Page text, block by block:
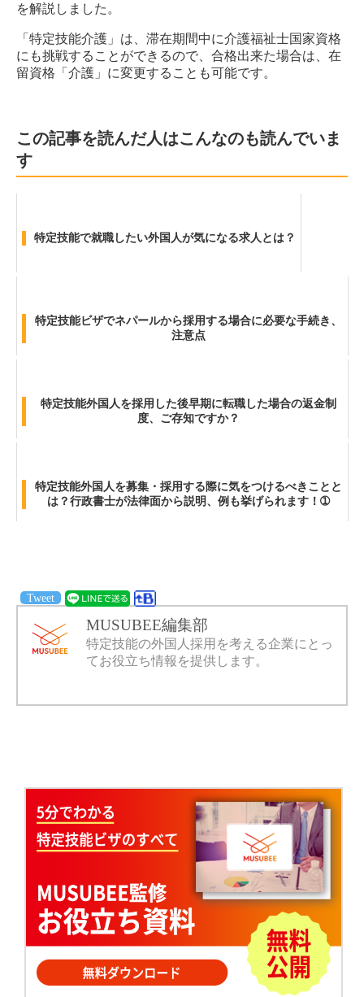
を解説しました。
「特定技能介護」は、滞在期間中に介護福祉士国家資格
にも挑戦することができるので、合格出来た場合は、在
留資格「介護」に変更することも可能です。
この記事を読んだ人はこんなのも読んでいま
す
特定技能で就職したい外国人が気になる求人とは？
特定技能ビザでネパールから採用する場合に必要な手続き、
注意点
特定技能外国人を採用した後早期に転職した場合の返金制
度、ご存知ですか？
特定技能外国人を募集・採用する際に気をつけるべきことと
は？行政書士が法律面から説明、例も挙げられます！➀
Tweet
MUSUBEE編集部
特定技能の外国人採用を考える企業にとっ
てお役立ち情報を提供します。